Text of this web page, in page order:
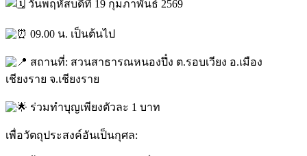
วันพฤหัสบดีที่ 19 กุมภาพันธ์ 2569
09.00 น. เป็นต้นไป
สถานที่: สวนสาธารณหนองปึ๋ง ต.รอบเวียง อ.เมือง
เชียงราย จ.เชียงราย
ร่วมทำบุญเพียงตัวละ 1 บาท
เพื่อวัตถุประสงค์อันเป็นกุศล: